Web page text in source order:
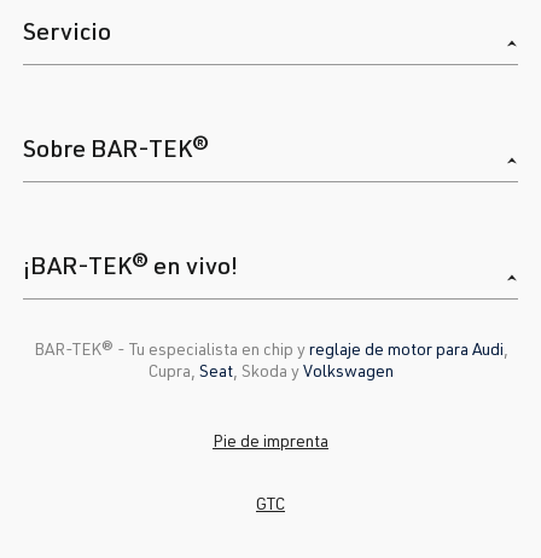
Servicio
Sobre BAR-TEK®
¡BAR-TEK® en vivo!
BAR-TEK®️ - Tu especialista en chip yreglaje de motor para Audi
Cupra, Seat, Skoda yVolkswagen
Pie de imprenta
GTC